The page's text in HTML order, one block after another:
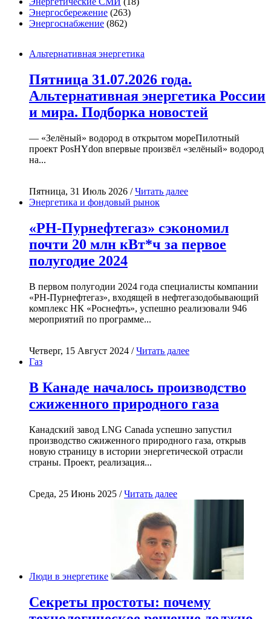
Энергосбережение (263)
Энергоснабжение (862)
Альтернативная энергетика
Пятница 31.07.2026 года.
Альтернативная энергетика России
и мира. Подборка новостей
— «Зелёный» водород в открытом мореПилотный
проект PosHYdon впервые произвёл «зелёный» водород
на...
Пятница, 31 Июль 2026 /Читать далее
Энергетика и фондовый рынок
«РН-Пурнефтегаз» сэкономил
почти 20 млн кВт*ч за первое
полугодие 2024
В первом полугодии 2024 года специалисты компании
«РН-Пурнефтегаз», входящей в нефтегазодобывающий
комплекс НК «Роснефть», успешно реализовали 946
мероприятий по программе...
Четверг, 15 Август 2024 /Читать далее
Газ
В Канаде началось производство
сжиженного природного газа
Канадский завод LNG Canada успешно запустил
производство сжиженного природного газа, открыв
новую страницу в истории энергетической отрасли
страны. Проект, реализация...
Среда, 25 Июнь 2025 /Читать далее
Люди в энергетике
Секреты простоты: почему